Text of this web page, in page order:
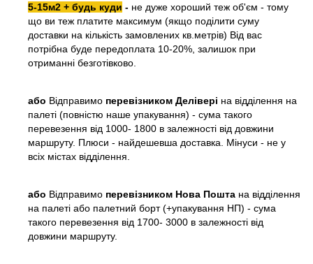
5-15м2 + будь куди - не дуже хороший теж об'єм - тому
що ви теж платите максимум (якщо поділити суму
доставки на кількість замовлених кв.метрів) Від вас
потрібна буде передоплата 10-20%, залишок при
отриманні безготівково.
або Відправимо перевізником Делівері на відділення на
палеті (повністю наше упакування) - сума такого
перевезення від 1000- 1800 в залежності від довжини
маршруту. Плюси - найдешевша доставка. Мінуси - не у
всіх містах відділення.
або Відправимо перевізником Нова Пошта на відділення
на палеті або палетний борт (+упакування НП) - сума
такого перевезення від 1700- 3000 в залежності від
довжини маршруту.